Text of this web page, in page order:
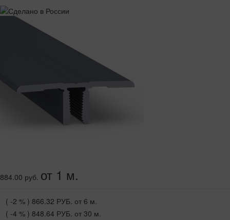
884.00 руб. от 1 м.
( -2 % ) 866.32 РУБ. от 6 м.
( -4 % ) 848.64 РУБ. от 30 м.